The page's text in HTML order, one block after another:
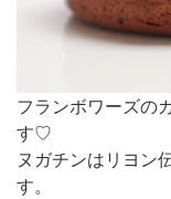
フランボワーズの
す♡
ヌガチンはリヨン
す。